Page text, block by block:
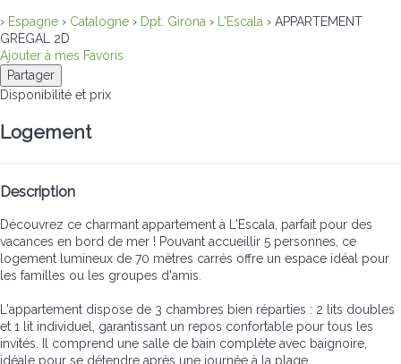
› Espagne › Catalogne › Dpt. Girona › L'Escala › APPARTEMENT
GREGAL 2D
Ajouter à mes Favoris
Partager
Disponibilité et prix
Logement
Description
Découvrez ce charmant appartement à L'Escala, parfait pour des
vacances en bord de mer ! Pouvant accueillir 5 personnes, ce
logement lumineux de 70 mètres carrés offre un espace idéal pour
les familles ou les groupes d'amis.
L'appartement dispose de 3 chambres bien réparties : 2 lits doubles
et 1 lit individuel, garantissant un repos confortable pour tous les
invités. Il comprend une salle de bain complète avec baignoire,
idéale pour se détendre après une journée à la plage.